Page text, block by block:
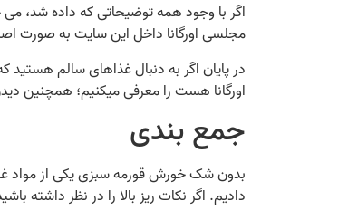
اگر با وجود همه توضیحاتی که داده شد،
مجلسی اورگانا داخل این سایت به صورت
در پایان اگر به دنبال غذاهای سالم هستید
اورگانا هست را معرفی میکنیم؛ همچنین
جمع‌ بندی
بدون شک خورش قورمه سبزی یکی از مواد
دادیم. اگر نکات ریز بالا را در نظر